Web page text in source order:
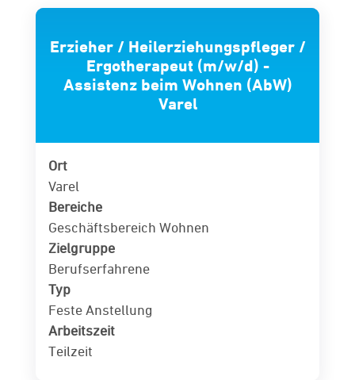
Erzieher / Heilerziehungspfleger /
Ergotherapeut (m/w/d) -
Assistenz beim Wohnen (AbW)
Varel
Ort
Varel
Bereiche
Geschäftsbereich Wohnen
Zielgruppe
Berufserfahrene
Typ
Feste Anstellung
Arbeitszeit
Teilzeit